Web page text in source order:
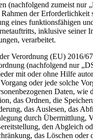
(nachfolgend zumeist nur
der Erforderlichkeit
eines funktionsfähigen
inklusive seiner
verarbeitet.
Verordnung (EU) 2016/
(nachfolgend nur
mit oder ohne Hilfe
oder jede solche
Daten, wie
das Ordnen, die
das Auslesen, das
durch Übermittlung,
den Abgleich
das Löschen oder